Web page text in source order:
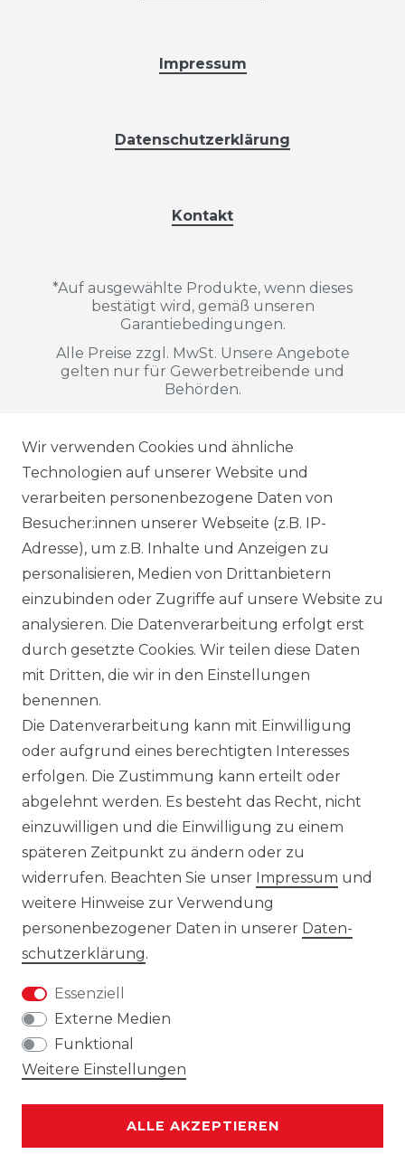
Impressum
Datenschutzerklärung
Kontakt
*Auf ausgewählte Produkte, wenn dieses
bestätigt wird, gemäß unseren
Garantiebedingungen.
Alle Preise zzgl. MwSt. Unsere Angebote
gelten nur für Gewerbetreibende und
Behörden.
Alle auf dieser Webseite dargestellten
Produkte, Abbildungen, Spezifikationen
und Beschreibungen dienen ausschließlich
der allgemeinen Information. Es wird
ausdrücklich darauf hingewiesen, dass
Abweichungen zwischen den dargestellten
Informationen und den tatsächlich
gelieferten Modellen möglich sind. Die
gezeigten Inhalte stellen nicht
notwendigerweise die finalen
Produkteigenschaften dar. Der Anbieter
behält sich das Recht vor, jederzeit und
ohne vorherige Ankündigung Änderungen
an den dargestellten Produkten
vorzunehmen.
Gebrauchte Ware wurde von uns nicht
getestet. Diese wird so verkauft, wie
angeboten, jedoch unter Ausschluss
jeglicher Sachmängel. Eine Haftung für
Sachmängel ist ausgeschlossen, es sei denn,
verschwiegen oder eine
Beschaffenheitsgarantie übernommen. Die
Haftung für Schäden aus der Verletzung
des Lebens, des Körpers oder der
Produkthaftungsgesetz bleibt unberührt.
Wir verwenden Cookies und ähnliche
Technologien auf unserer Website und
verarbeiten personenbezogene Daten von
Besucher:innen unserer Webseite (z.B. IP-
Adresse), um z.B. Inhalte und Anzeigen zu
personalisieren, Medien von Drittanbietern
einzubinden oder Zugriffe auf unsere Website zu
analysieren. Die Datenverarbeitung erfolgt erst
durch gesetzte Cookies. Wir teilen diese Daten
mit Dritten, die wir in den Einstellungen
benennen.
Die Datenverarbeitung kann mit Einwilligung
oder aufgrund eines berechtigten Interesses
erfolgen. Die Zustimmung kann erteilt oder
abgelehnt werden. Es besteht das Recht, nicht
einzuwilligen und die Einwilligung zu einem
späteren Zeitpunkt zu ändern oder zu
widerrufen. Beachten Sie unser Impressum und
weitere Hinweise zur Verwendung
personenbezogener Daten in unserer Daten­
schutz­erklärung.
Essenziell
Externe Medien
Funktional
Weitere Einstellungen
ALLE AKZEPTIEREN